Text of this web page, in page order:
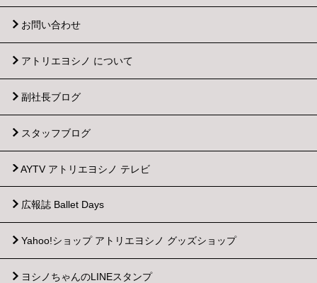
お問い合わせ
アトリエヨシノ について
副社長ブログ
スタッフブログ
AYTV アトリエヨシノ テレビ
広報誌 Ballet Days
Yahoo!ショップ アトリエヨシノ グッズショップ
ヨシノちゃんのLINEスタンプ